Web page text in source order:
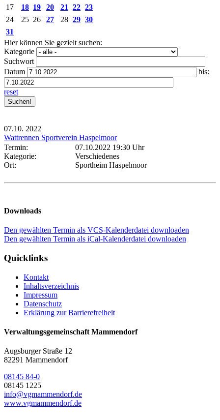
17
18 19 20 21 22 23
24
25 26 27 28 29 30
31
Hier können Sie gezielt suchen:
Kategorie
Suchwort
Datum
bis:
reset
07.10. 2022
Wattrennen Sportverein Haspelmoor
Termin:
07.10.2022 19:30 Uhr
Kategorie:
Verschiedenes
Ort:
Sportheim Haspelmoor
Downloads
Den gewählten Termin als VCS-Kalenderdatei downloaden
Den gewählten Termin als iCal-Kalenderdatei downloaden
Quicklinks
Kontakt
Inhaltsverzeichnis
Impressum
Datenschutz
Erklärung zur Barrierefreiheit
Verwaltungsgemeinschaft Mammendorf
Augsburger Straße 12
82291 Mammendorf
08145 84-0
08145 1225
info@vgmammendorf.de
www.vgmammendorf.de